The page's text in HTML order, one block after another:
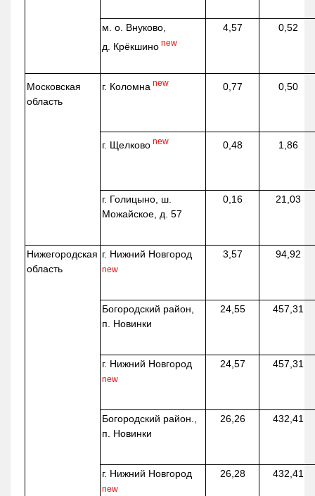
м. о. Внуково,
д. Крёкшино new
4,57 0,52
Московская
область
г. Коломна new 0,77 0,50
г. Щелково new 0,48 1,86
г. Голицыно, ш.
Можайское, д. 57
0,16 21,03
Нижегородская
область
г. Нижний Новгород
new
3,57 94,92
Богородский район,
п. Новинки
24,55 457,31
г. Нижний Новгород
new
24,57 457,31
Богородский район.,
п. Новинки
26,26 432,41
г. Нижний Новгород
new
26,28 432,41